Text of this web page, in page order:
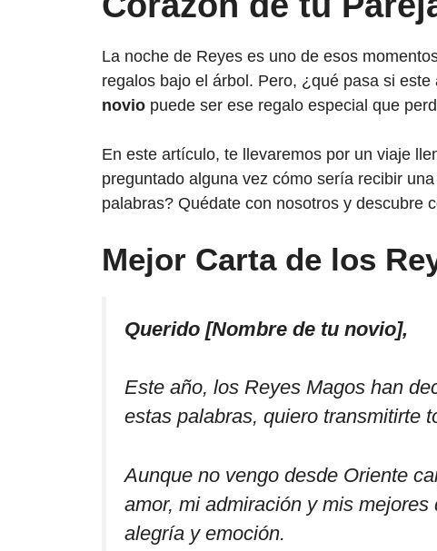
La noche de Reyes es uno de esos
regalos bajo el árbol. Pero, ¿qué pasa si
novio puede ser ese regalo especial que
En este artículo, te llevaremos por un viaje
preguntado alguna vez cómo sería recibir
palabras? Quédate con nosotros y descubre
Mejor Carta de los
Querido [Nombre de tu novio],
Este año, los Reyes Magos han
estas palabras, quiero transmitirte
Aunque no vengo desde Oriente
amor, mi admiración y mis
alegría y emoción.